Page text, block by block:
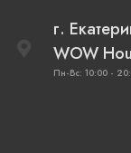
г.
WOW
Пн-Вс: 10:00 -